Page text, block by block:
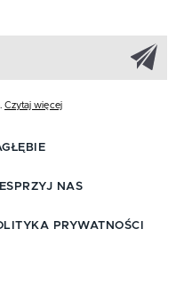
Czytaj więcej
NAS
PRYWATNOŚCI